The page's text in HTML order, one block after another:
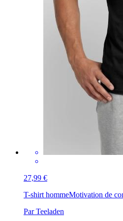
27,99 €
T-shirt hommeMotivation de
Par Teeladen